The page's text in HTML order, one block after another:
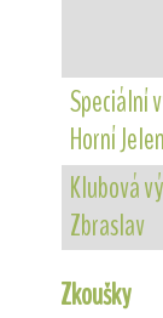
Speciální
Horní
Klubová
Zbraslav
Zkoušky